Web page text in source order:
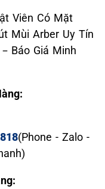
Viên Có Mặt
Mùi Arber Uy Tín
Báo Giá Minh
(Phone - Zalo -